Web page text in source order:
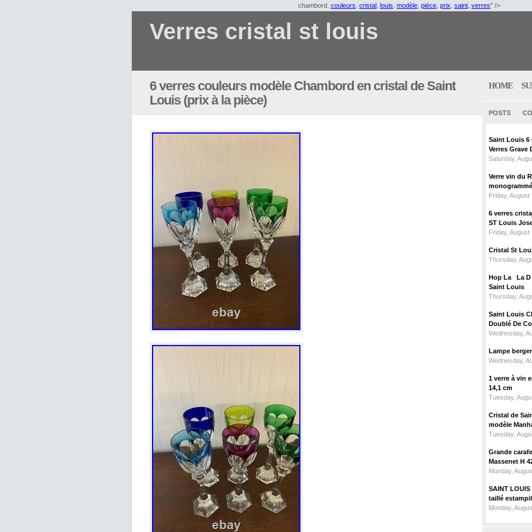
chambord, couleurs cristal louis modèle piéce prix saint verres" />
Verres cristal st louis
6 verres couleurs modèle Chambord en cristal de Saint
Louis (prix à la pièce)
HOME
POSTS
Saint Louis 6
Verres Grave
Saturday,
Verre vin du
Friday,
6 verres
ST Louis
Friday,
Cristal St
Thursday,
Hop La La D
Saint Louis
Thursday,
Saint Louis
Doublé De
Wednesday,
Lampe
Wednesday,
1 verre à vin
14,1 cm
Tuesday,
Cristal de
modèle
Tuesday,
Grande
Massenet H
Monday,
SAINT
taillé
Monday,